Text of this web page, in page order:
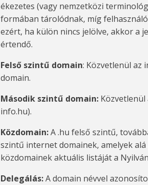
ékezetes (vagy nemzetközi
formában tárolódnak, míg
ezért, ha külön nincs jelölve, akkor a
értendő.
Felső szintű domain: Közvetlenül az
domain.
Második szintű domain:
info.hu).
Közdomain: A .hu felső szintű,
szintű internet domainek, amelyek
közdomainek aktuális listáját a
Delegálás: A domain névvel